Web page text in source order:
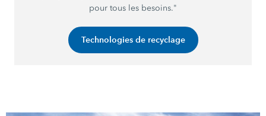
pour tous les besoins."
Technologies de recyclage